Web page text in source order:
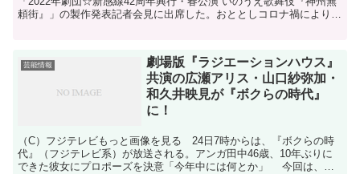
頼街』」の製作発表記者会見に出席した。おととしコロナ禍により公
芸能情報
劇場版『ラジエーションハウス』
共演の広瀬アリス・山口紗弥加・
和久井映見が『ボクらの時代』
に！
（C）フジテレビもっと画像を見る 24日7時からは、『ボクらの時
代』（フジテレビ系）が放送される。アンガ田中46歳、10年ぶりに
できた彼女にプロポーズを決意「今年中には何とか」 今回は、女